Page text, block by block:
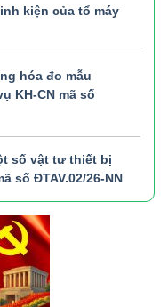
kiện của tổ máy
hóa đo mẫu
KH-CN mã số
số vật tư thiết bị
số ĐTAV.02/26-NN